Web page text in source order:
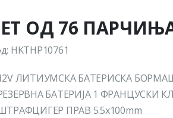
ОД 76
HKTHP10761
ЛИТИУМСКА БАТЕРИСКА
БАТЕРИЈА 1 ФРАНЦУСКИ
ПРАВ 5.5x100mm